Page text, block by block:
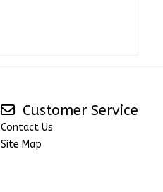
Customer Service
Contact Us
Site Map